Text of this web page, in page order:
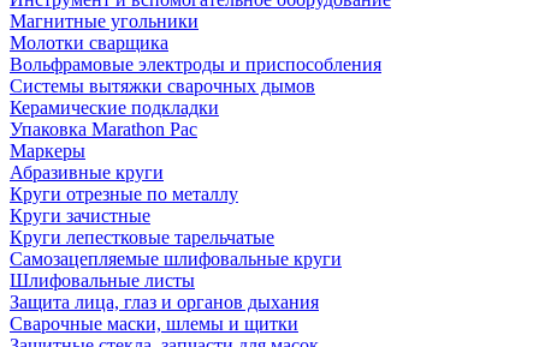
Магнитные угольники
Молотки сварщика
Вольфрамовые электроды и приспособления
Системы вытяжки сварочных дымов
Керамические подкладки
Упаковка Marathon Pac
Маркеры
Абразивные круги
Круги отрезные по металлу
Круги зачистные
Круги лепестковые тарельчатые
Самозацепляемые шлифовальные круги
Шлифовальные листы
Защита лица, глаз и органов дыхания
Сварочные маски, шлемы и щитки